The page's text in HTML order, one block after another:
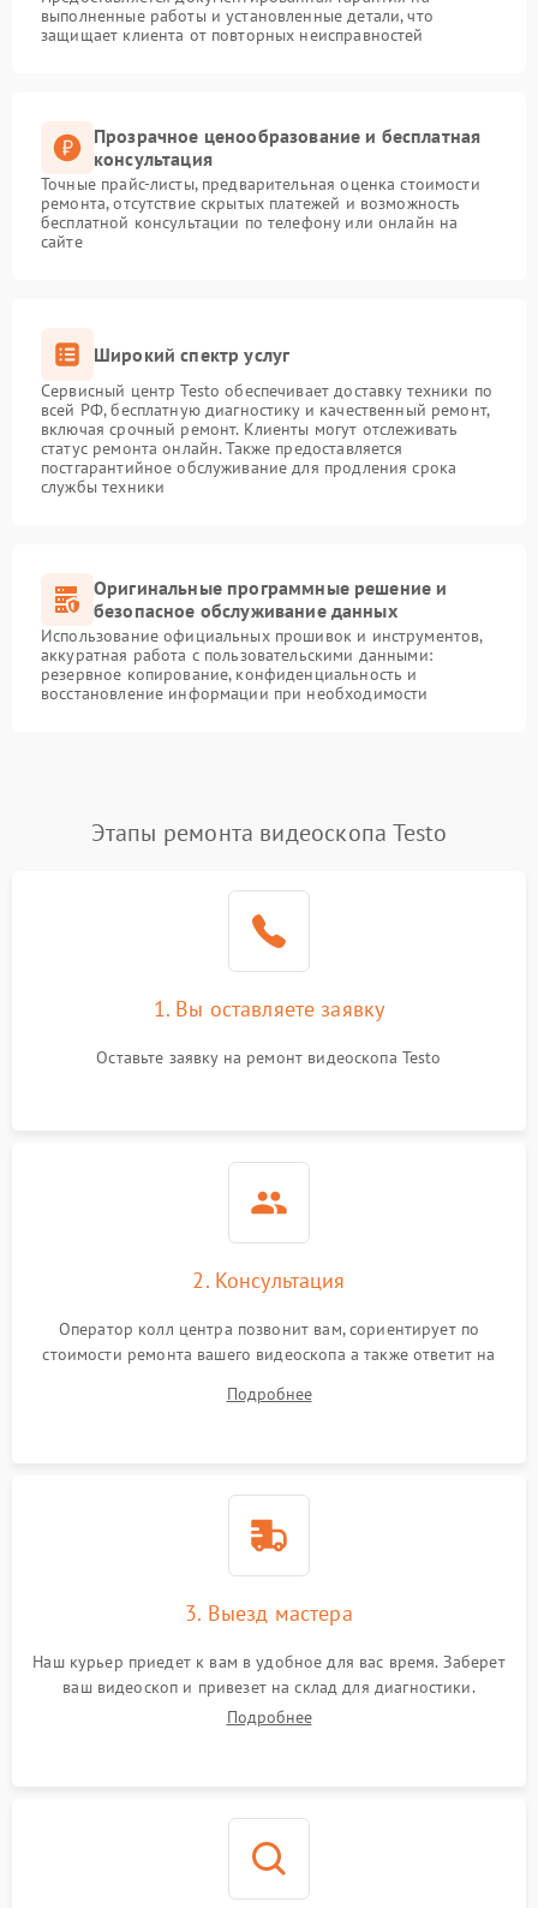
выполненные работы и установленные детали, что
защищает клиента от повторных неисправностей
Прозрачное ценообразование и бесплатная
консультация
Точные прайс-листы, предварительная оценка стоимости
ремонта, отсутствие скрытых платежей и возможность
бесплатной консультации по телефону или онлайн на
сайте
Широкий спектр услуг
Сервисный центр Testo обеспечивает доставку техники по
всей РФ, бесплатную диагностику и качественный ремонт,
включая срочный ремонт. Клиенты могут отслеживать
статус ремонта онлайн. Также предоставляется
постгарантийное обслуживание для продления срока
службы техники
Оригинальные программные решение и
безопасное обслуживание данных
Использование официальных прошивок и инструментов,
аккуратная работа с пользовательскими данными:
резервное копирование, конфиденциальность и
восстановление информации при необходимости
Этапы ремонта видеоскопа Testo
1. Вы оставляете заявку
Оставьте заявку на ремонт видеоскопа Testo
2. Консультация
Оператор колл центра позвонит вам, сориентирует по
стоимости ремонта вашего видеоскопа а также ответит на
Подробнее
3. Выезд мастера
Наш курьер приедет к вам в удобное для вас время. Заберет
ваш видеоскоп и привезет на склад для диагностики.
Подробнее